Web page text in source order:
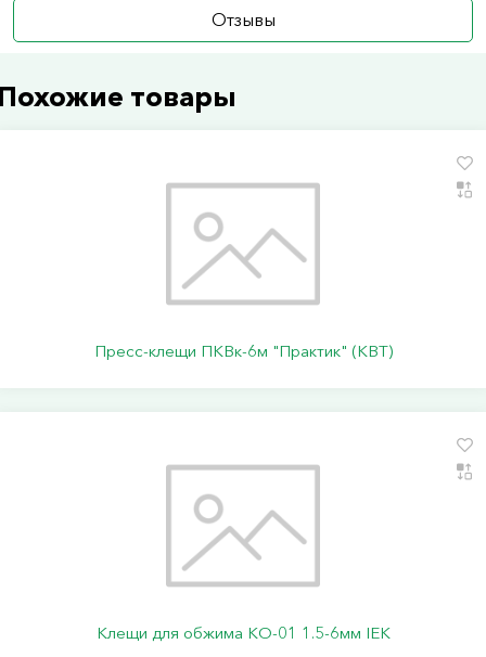
Отзывы
товары
Пресс-клещи ПКВк-6м "Практик" (КВТ)
Клещи для обжима КО-01 1.5-6мм IEK